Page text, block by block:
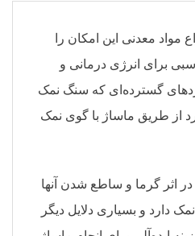
مواد معدنی این امکان را
برای انرژی درمانی و
گسترده‌ای که سنگ نمک
از طریق ماساژ با گوی نمک
اثر گرما و ساطع شدن آنها
دارد و بسیاری دلایل دیگر